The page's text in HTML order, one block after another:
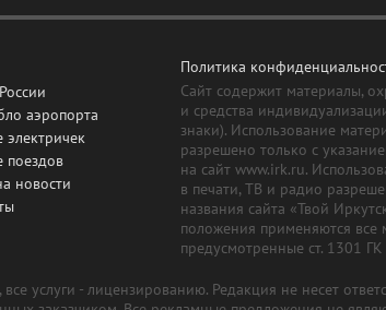
аэропорта
электричек
поездов
новости
Политика
Сайт содержит материалы,
и средства
знаки). Использование
разрешено только с
на сайт www.irk.ru.
в печати, ТВ и радио
названия сайта «Твой
положения применяются все
предусмотренные ст. 1301
услуги - лицензированию. Редакция не несет